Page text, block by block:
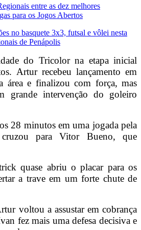
entre as dez melhores
para os Jogos Abertos
no basquete 3x3, futsal e vôlei nesta
de Penápolis
do Tricolor na etapa inicial
Artur recebeu lançamento em
área e finalizou com força, mas
grande intervenção do goleiro
28 minutos em uma jogada pela
para Vitor Bueno, que
quase abriu o placar para os
a trave em um forte chute de
voltou a assustar em cobrança
fez mais uma defesa decisiva e